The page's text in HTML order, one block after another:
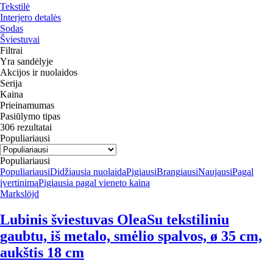
Tekstilė
Interjero detalės
Sodas
Šviestuvai
Filtrai
Yra sandėlyje
Akcijos ir nuolaidos
Serija
Kaina
Prieinamumas
Pasiūlymo tipas
306 rezultatai
Populiariausi
Populiariausi
PopuliariausiDidžiausia nuolaidaPigiausiBrangiausiNaujausiPagal
įvertinimąPigiausia pagal vieneto kainą
Markslöjd
Lubinis šviestuvas OleaSu tekstiliniu
gaubtu, iš metalo, smėlio spalvos, ø 35 cm,
aukštis 18 cm